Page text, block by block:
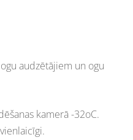
audzētājiem un ogu
kamerā -32oC.